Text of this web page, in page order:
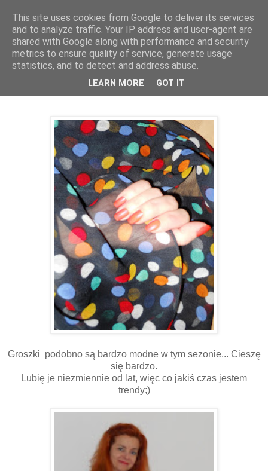
07 marca 2013
Groszki podobno są bardzo modne w tym sezonie... Cieszę
się bardzo.
Lubię je niezmiennie od lat, więc co jakiś czas jestem
trendy;)
This site uses cookies from Google to deliver its services
and to analyze traffic. Your IP address and user-agent are
shared with Google along with performance and security
metrics to ensure quality of service, generate usage
statistics, and to detect and address abuse.
LEARN MORE GOT IT